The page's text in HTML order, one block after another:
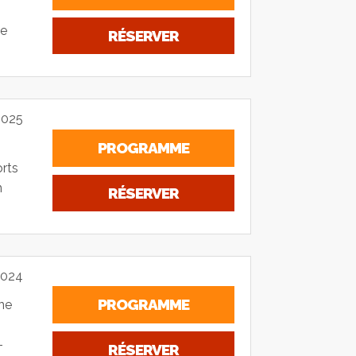
RÉSERVER
PROGRAMME
RÉSERVER
PROGRAMME
RÉSERVER